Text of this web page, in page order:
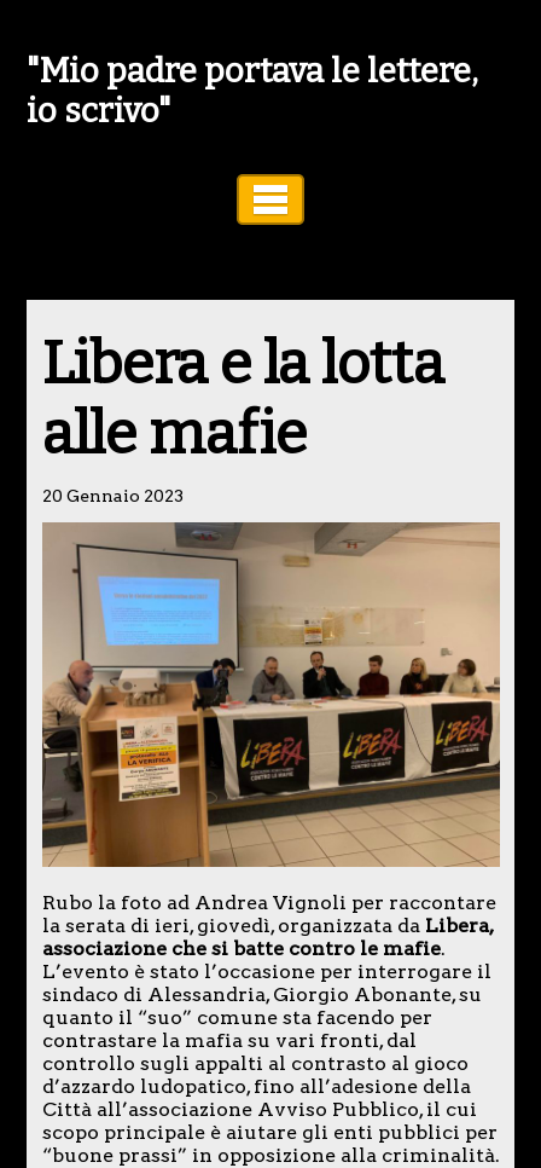
"Mio padre portava le lettere,
io scrivo"
Libera e la lotta
alle mafie
20 Gennaio 2023
Rubo la foto ad Andrea Vignoli per raccontare
la serata di ieri, giovedì, organizzata da Libera,
associazione che si batte contro le mafie.
L’evento è stato l’occasione per interrogare il
sindaco di Alessandria, Giorgio Abonante, su
quanto il “suo” comune sta facendo per
contrastare la mafia su vari fronti, dal
controllo sugli appalti al contrasto al gioco
d’azzardo ludopatico, fino all’adesione della
Città all’associazione Avviso Pubblico, il cui
scopo principale è aiutare gli enti pubblici per
“buone prassi” in opposizione alla criminalità.